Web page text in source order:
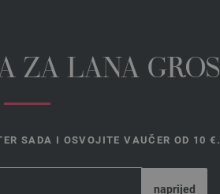
ZA LANA
SADA I OSVOJITE VAUČER OD 10